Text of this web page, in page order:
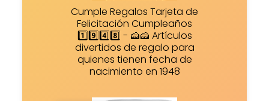
Cumple Regalos Tarjeta de
Felicitación Cumpleaños
1️⃣9️⃣4️⃣8️⃣ - 🍰🍰 Artículos
divertidos de regalo para
quienes tienen fecha de
nacimiento en 1948